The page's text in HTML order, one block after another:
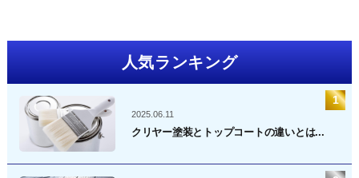
人気ランキング
2025.06.11
クリヤー塗装とトップコートの違いとは...